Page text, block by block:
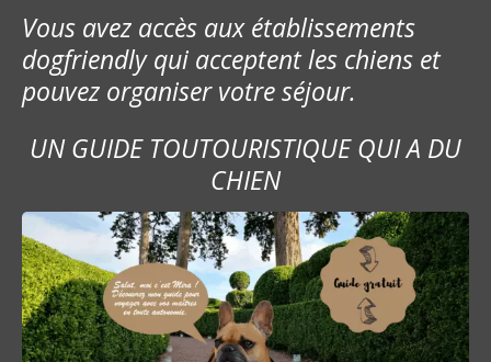
Vous avez accès aux établissements
dogfriendly qui acceptent les chiens et
pouvez organiser votre séjour.
UN GUIDE TOUTOURISTIQUE QUI A DU
CHIEN